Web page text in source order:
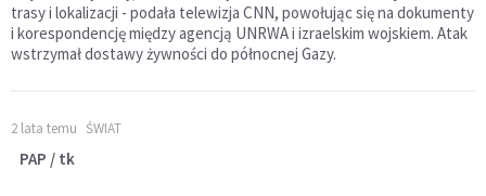
trasy i lokalizacji - podała telewizja CNN, powołując się na dokumenty
i korespondencję między agencją UNRWA i izraelskim wojskiem. Atak
wstrzymał dostawy żywności do północnej Gazy.
2 lata temu ŚWIAT
PAP / tk